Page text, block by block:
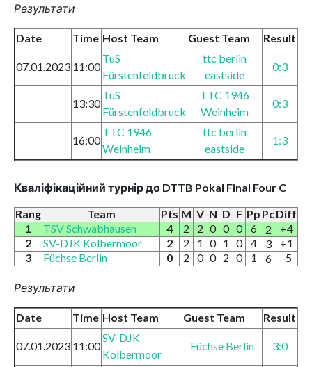
Результати
Date Time Host Team Guest Team Result
07.01.2023 11:00
TuS
Fürstenfeldbruck
ttc berlin
eastside
0:3
13:30
TuS
Fürstenfeldbruck
TTC 1946
Weinheim
0:3
16:00
TTC 1946
Weinheim
ttc berlin
eastside
1:3
Кваліфікаційний турнір до DTTB Pokal Final Four C
Rang
Team Pts M V N D F Pp PcDiff
1
TSV Schwabhausen 4 2 2 0 0 0 6 2
+4
2
SV-DJK Kolbermoor 2 2 1 0 1 0 4 3
+1
3
Füchse Berlin 0 2 0 0 2 0 1 6 -5
Результати
Date Time Host Team Guest Team Result
07.01.2023 11:00
SV-DJK
Kolbermoor
Füchse Berlin 3:0